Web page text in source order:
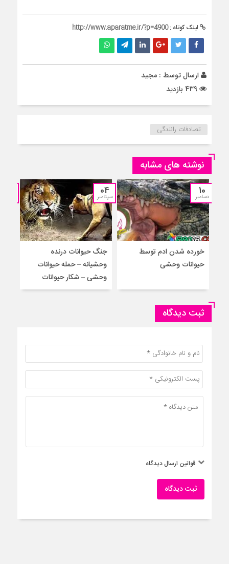
لینک کوتاه :http://www.aparatme.ir/?p=4900
ارسال توسط : مجید
تصادفات رانندگی
نوشته های مشابه
10
دسامبر
خورده شدن ادم توسط
حیوانات وحشی
04
سپتامبر
جنگ حیوانات درنده
وحشیانه – حمله حیوانات
وحشی – شکار حیوانات
ثبت دیدگاه
قوانین ارسال دیدگاه
ثبت دیدگاه